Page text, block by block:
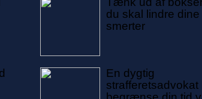
du skal lindre dine
smerter
En dygtig
strafferetsadvokat